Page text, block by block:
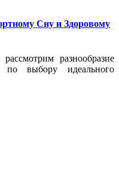
Сну и Здоровому
разнообразие
выбору идеального